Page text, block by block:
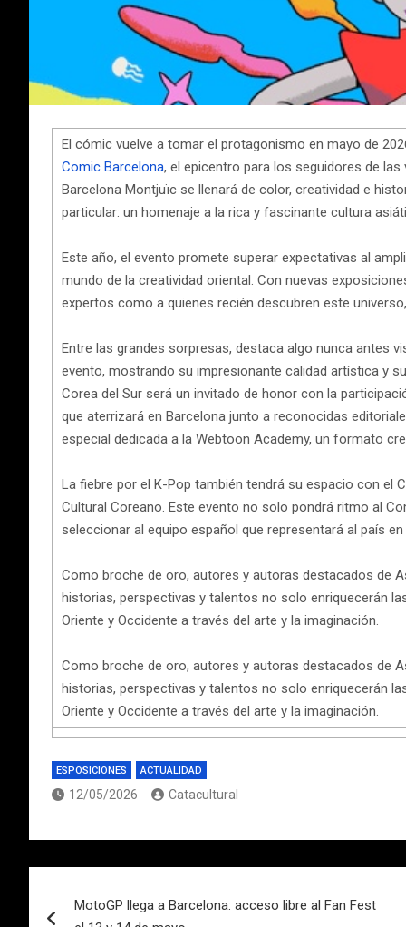
El cómic vuelve a tomar el protagonismo en mayo de
Comic Barcelona, el epicentro para los seguidores de las
Barcelona Montjuïc se llenará de color, creatividad e
particular: un homenaje a la rica y fascinante cultura
Este año, el evento promete superar expectativas al
mundo de la creatividad oriental. Con nuevas
expertos como a quienes recién descubren este
Entre las grandes sorpresas, destaca algo nunca antes
evento, mostrando su impresionante calidad artística y
Corea del Sur será un invitado de honor con la
que aterrizará en Barcelona junto a reconocidas
especial dedicada a la Webtoon Academy, un formato
La fiebre por el K-Pop también tendrá su espacio con el
Cultural Coreano. Este evento no solo pondrá ritmo al
seleccionar al equipo español que representará al país
Como broche de oro, autores y autoras destacados de
historias, perspectivas y talentos no solo enriquecerán
Oriente y Occidente a través del arte y la imaginación.
Como broche de oro, autores y autoras destacados de
historias, perspectivas y talentos no solo enriquecerán
Oriente y Occidente a través del arte y la imaginación.
ESPOSICIONES ACTUALIDAD
12/05/2026 Catacultural
MotoGP llega a Barcelona: acceso libre al Fan Fest